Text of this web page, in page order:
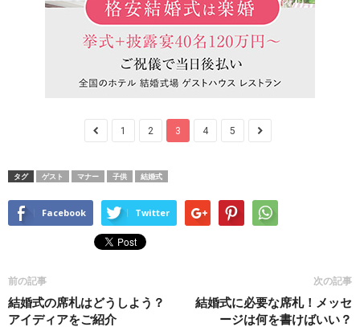
1 2 3 4 5
タグ ゲスト マナー 子供 結婚式
Facebook Twitter
前の記事
結婚式の席札はどうしよう？
アイディアをご紹介
次の記事
結婚式に必要な席札！メッセ
ージは何を書けばいい？